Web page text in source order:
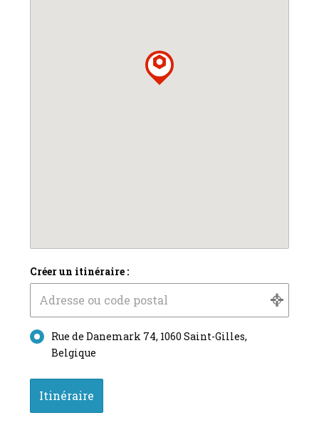
Créer un itinéraire :
Rue de Danemark 74, 1060 Saint-Gilles,
Belgique